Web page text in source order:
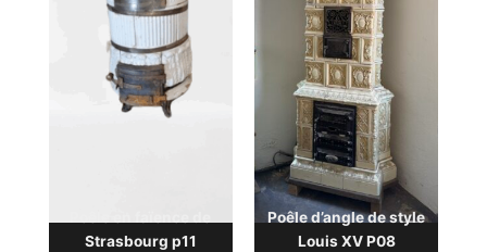
Strasbourg p11
Poêle d’angle de style
Louis XV P08